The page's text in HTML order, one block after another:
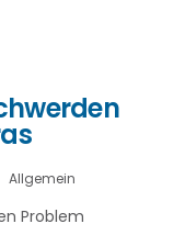
Allgemein
Problem